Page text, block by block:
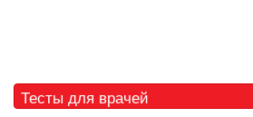
Тесты для врачей